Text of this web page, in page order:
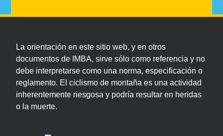
La orientación en este sitio web, y en otros
documentos de IMBA, sirve sólo como referencia y no
debe interpretarse como una norma, especificación o
reglamento. El ciclismo de montaña es una actividad
inherentemente riesgosa y podría resultar en heridas
o la muerte.